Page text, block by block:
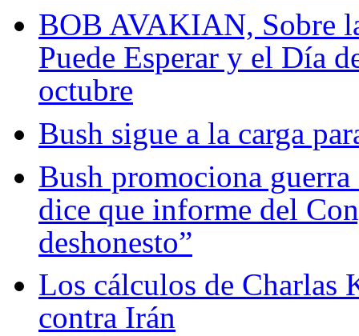
BOB AVAKIAN, Sobre
Puede Esperar y el Día
octubre
Bush sigue a la carga
Bush promociona
dice que informe del
deshonesto”
Los cálculos de Charlas
contra Irán